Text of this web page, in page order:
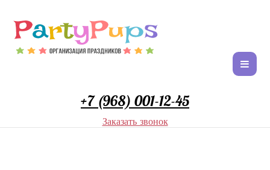
+7 (968) 001-12-45
Заказать звонок